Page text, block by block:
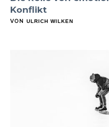
Konflikt
VON ULRICH WILKEN